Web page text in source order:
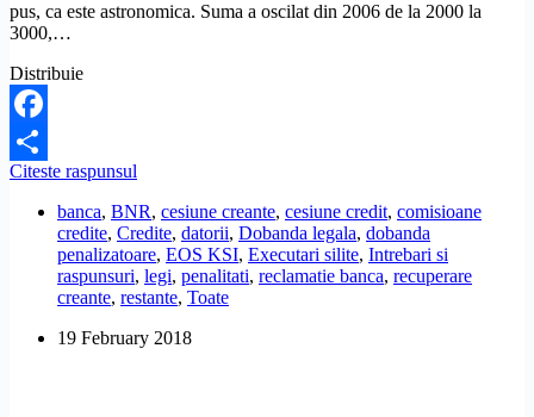
pus, ca este astronomica. Suma a oscilat din 2006 de la 2000 la
3000,…
Distribuie
Facebook
Share
Citeste raspunsul
EOS
KSI
sa
puna
dobanzi
penalitati?
banca, BNR, cesiune creante, cesiune credit, comisioane
credite, Credite, datorii, Dobanda legala, dobanda
penalizatoare, EOS KSI, Executari silite, Intrebari si
raspunsuri, legi, penalitati, reclamatie banca, recuperare
creante, restante, Toate
19 February 2018